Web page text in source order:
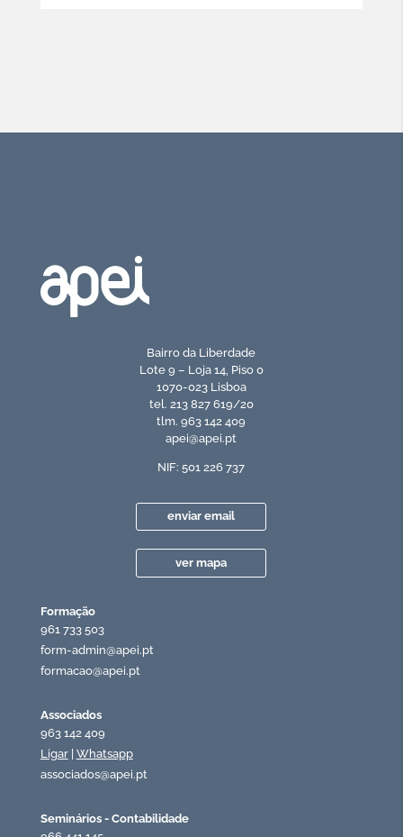
Bairro da Liberdade
Lote 9 – Loja 14, Piso 0
1070-023 Lisboa
tel. 213 827 619/20
tlm. 963 142 409
apei@apei.pt
NIF: 501 226 737
enviar email
ver mapa
Formação
961 733 503
form-admin@apei.pt
formacao@apei.pt
Associados
963 142 409
Ligar| Whatsapp
associados@apei.pt
Seminários - Contabilidade